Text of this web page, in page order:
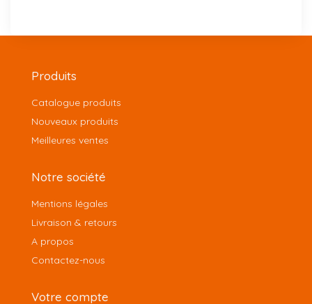
Produits
Catalogue produits
Nouveaux produits
Meilleures ventes
Notre société
Mentions légales
Livraison & retours
A propos
Contactez-nous
Votre compte